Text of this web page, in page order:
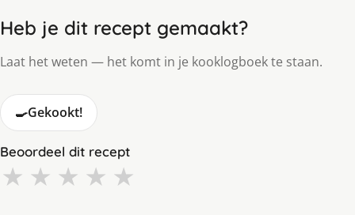
Heb je dit recept gemaakt?
Laat het weten — het komt in je kooklogboek te staan.
🍳Gekookt!
Beoordeel dit recept
★ ★ ★ ★ ★